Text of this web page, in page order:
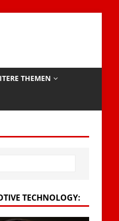
THEMEN
TECHNOLOGY: